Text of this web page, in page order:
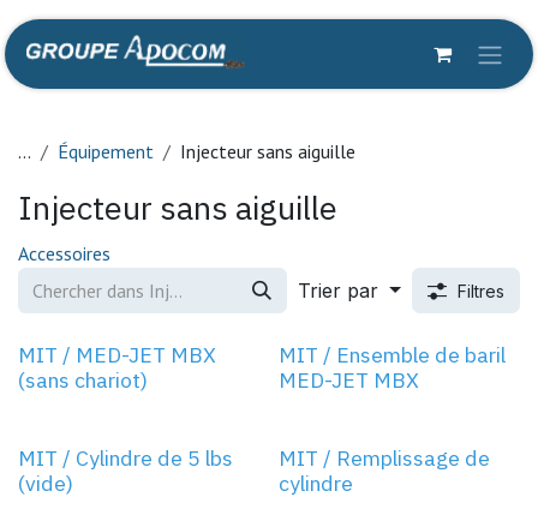
Se rendre au contenu
... Équipement Injecteur sans aiguille
Injecteur sans aiguille
Accessoires
Trier par
Filtres
NOUVEAU!
MIT / MED-JET MBX
(sans chariot)
NOUVEAU!
MIT / Ensemble de baril
MED-JET MBX
NOUVEAU!
MIT / Cylindre de 5 lbs
(vide)
NOUVEAU!
MIT / Remplissage de
cylindre